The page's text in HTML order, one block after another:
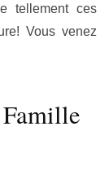
tellement ces
Vous venez